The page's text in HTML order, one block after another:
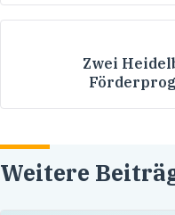
Zwei
Weitere